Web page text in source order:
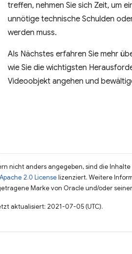
treffen, nehmen Sie sich Zeit, um
unnötige technische Schulden
werden muss.
Als Nächstes erfahren Sie mehr
wie Sie die wichtigsten
Videoobjekt angehen und
nicht anders angegeben, sind die
Apache 2.0 Licenselizenziert. Weitere
Marke von Oracle und/oder
aktualisiert: 2021-07-05 (UTC).